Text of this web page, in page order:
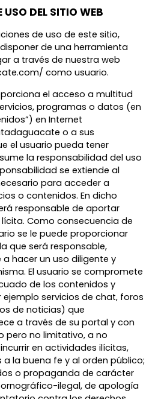
DEL SITIO WEB
de uso de este sitio,
de una herramienta
a través de nuestra web
como usuario.
el acceso a multitud
programas o datos (en
en Internet
o a sus
el usuario pueda tener
la responsabilidad del uso
se extiende al
para acceder a
o contenidos. En dicho
responsable de aportar
Como consecuencia de
se le puede proporcionar
que será responsable,
hacer un uso diligente y
El usuario se compromete
de los contenidos y
servicios de chat, foros
de noticias) que
a través de su portal y con
pero no limitativo, a no
en actividades ilícitas,
la buena fe y al orden público;
o propaganda de carácter
ilegal, de apología